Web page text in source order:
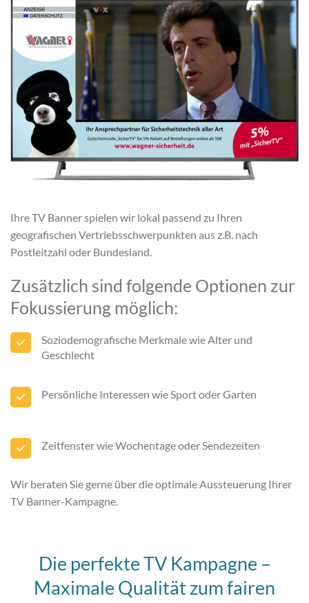
Ihre TV Banner spielen wir lokal passend zu Ihren
geografischen Vertriebsschwerpunkten aus z.B. nach
Postleitzahl oder Bundesland.
Zusätzlich sind folgende Optionen zur
Fokussierung möglich:
Soziodemografische Merkmale wie Alter und
Geschlecht
Persönliche Interessen wie Sport oder Garten
Zeitfenster wie Wochentage oder Sendezeiten
Wir beraten Sie gerne über die optimale Aussteuerung Ihrer
TV Banner-Kampagne.
Die perfekte TV Kampagne –
Maximale Qualität zum fairen